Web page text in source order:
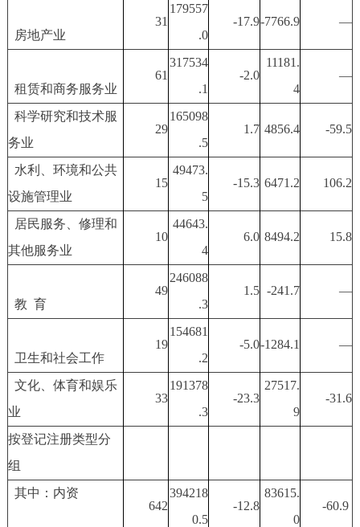
房地产业
31
179557
.0
-17.9-7766.9 —
租赁和商务服务业
61
317534
.1
-2.0
11181.
4
—
科学研究和技术服
务业
29
165098
.5
1.7 4856.4 -59.5
水利、环境和公共
设施管理业
15
49473.
5
-15.3 6471.2 106.2
居民服务、修理和
其他服务业
10
44643.
4
6.0 8494.2 15.8
教 育
49
246088
.3
1.5 -241.7 —
卫生和社会工作
19
154681
.2
-5.0-1284.1 —
文化、体育和娱乐
业
33
191378
.3
-23.3
27517.
9
-31.6
按登记注册类型分
组
其中：内资
642
394218
0.5
-12.8
83615.
0
-60.9